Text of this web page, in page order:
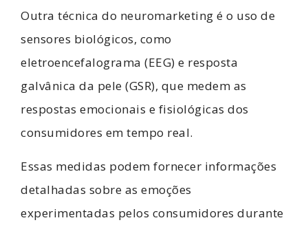
Outra técnica do neuromarketing é o uso de
sensores biológicos, como
eletroencefalograma (EEG) e resposta
galvânica da pele (GSR), que medem as
respostas emocionais e fisiológicas dos
consumidores em tempo real.
Essas medidas podem fornecer informações
detalhadas sobre as emoções
experimentadas pelos consumidores durante